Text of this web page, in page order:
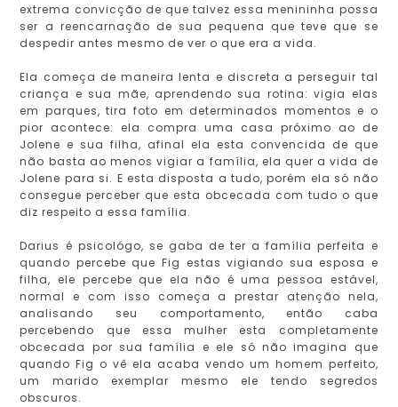
extrema convicção de que talvez essa menininha possa
ser a reencarnação de sua pequena que teve que se
despedir antes mesmo de ver o que era a vida.
Ela começa de maneira lenta e discreta a perseguir tal
criança e sua mãe, aprendendo sua rotina: vigia elas
em parques, tira foto em determinados momentos e o
pior acontece: ela compra uma casa próximo ao de
Jolene e sua filha, afinal ela esta convencida de que
não basta ao menos vigiar a família, ela quer a vida de
Jolene para si. E esta disposta a tudo, porém ela só não
consegue perceber que esta obcecada com tudo o que
diz respeito a essa família.
Darius é psicológo, se gaba de ter a família perfeita e
quando percebe que Fig estas vigiando sua esposa e
filha, ele percebe que ela não é uma pessoa estável,
normal e com isso começa a prestar atenção nela,
analisando seu comportamento, então caba
percebendo que essa mulher esta completamente
obcecada por sua família e ele só não imagina que
quando Fig o vê ela acaba vendo um homem perfeito,
um marido exemplar mesmo ele tendo segredos
obscuros.